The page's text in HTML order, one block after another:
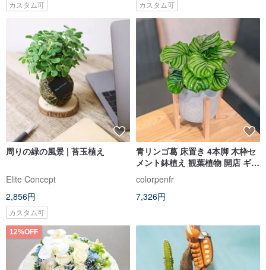
カスタム可 カスタム可
周りの緑の風景 | 苔玉植え
Elite Concept
2,856円
カスタム可
青リンゴ葛 床置き 4本脚 木枠セ
メント鉢植え 観葉植物 開店 ギフ
ト おすすめ
colorpenfr
7,326円
12%OFF